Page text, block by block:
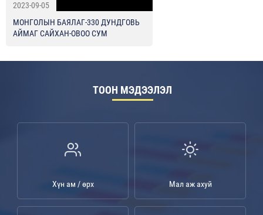
2023-09-05
МОНГОЛЫН БАЯЛАГ-330 ДУНДГОВЬ
АЙМАГ САЙХАН-ОВОО СУМ
ТООН МЭДЭЭЛЭЛ
Хүн ам / өрх Мал аж ахуй